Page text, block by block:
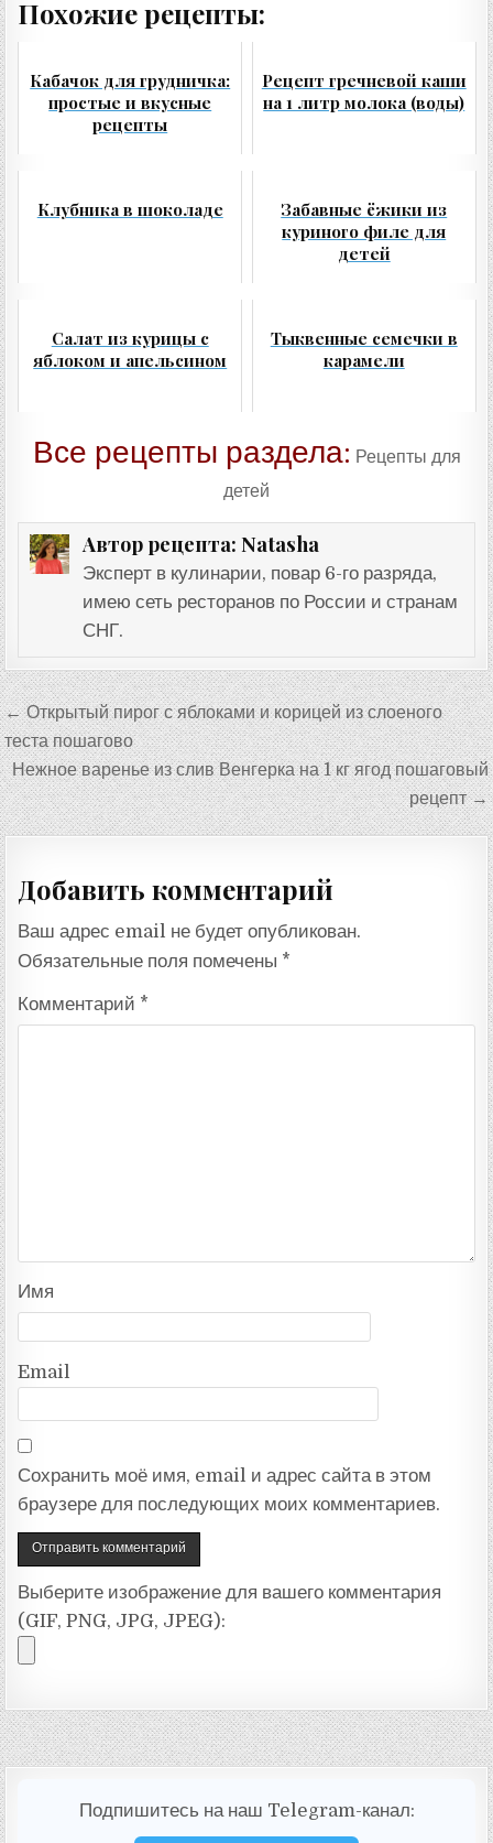
Похожие рецепты:
Кабачок для грудничка:
простые и вкусные
рецепты
Рецепт гречневой каши
на 1 литр молока (воды)
Клубника в шоколаде
Забавные ёжики из
куриного филе для
детей
Салат из курицы с
яблоком и апельсином
Тыквенные семечки в
карамели
Все рецепты раздела: Рецепты для
детей
Автор рецепта: Natasha
Эксперт в кулинарии, повар 6-го разряда,
имею сеть ресторанов по России и странам
СНГ.
Навигация
по
записям
← Открытый пирог с яблоками и корицей из слоеного
теста пошагово
Нежное варенье из слив Венгерка на 1 кг ягод пошаговый
рецепт →
Добавить комментарий
Ваш адрес email не будет опубликован.
Обязательные поля помечены *
Комментарий *
Имя
Email
Сохранить моё имя, email и адрес сайта в этом
браузере для последующих моих комментариев.
Выберите изображение для вашего комментария
(GIF, PNG, JPG, JPEG):
Подпишитесь на наш Telegram-канал: